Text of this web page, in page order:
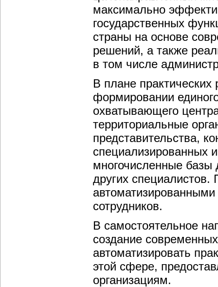
максимально
государственных
страны на основе
решений, а также
в том числе
В плане практических
формировании
охватывающего
территориальные
представительства,
специализированных
многочисленные
других
сотрудников.
В самостоятельное
создание
автоматизировать
этой сфере,
организациям.